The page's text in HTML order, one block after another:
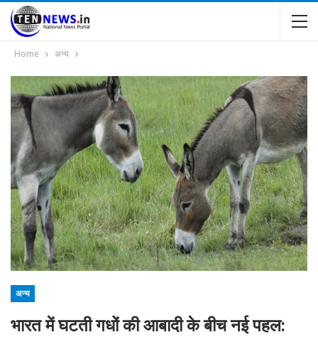
Home अन्य
अन्य
भारत में घटती गधों की आबादी के बीच नई पहल: